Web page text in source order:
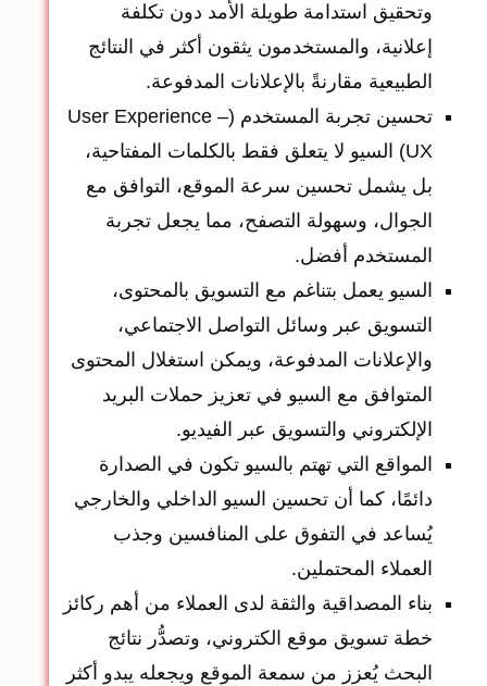
وتحقيق استدامة طويلة الأمد دون تكلفة
إعلانية، والمستخدمون يثقون أكثر في النتائج
الطبيعية مقارنةً بالإعلانات المدفوعة.
تحسين تجربة المستخدم (User Experience –
UX) السيو لا يتعلق فقط بالكلمات المفتاحية،
بل يشمل تحسين سرعة الموقع، التوافق مع
الجوال، وسهولة التصفح، مما يجعل تجربة
المستخدم أفضل.
السيو يعمل بتناغم مع التسويق بالمحتوى،
التسويق عبر وسائل التواصل الاجتماعي،
والإعلانات المدفوعة، ويمكن استغلال المحتوى
المتوافق مع السيو في تعزيز حملات البريد
الإلكتروني والتسويق عبر الفيديو.
المواقع التي تهتم بالسيو تكون في الصدارة
دائمًا، كما أن تحسين السيو الداخلي والخارجي
يُساعد في التفوق على المنافسين وجذب
العملاء المحتملين.
بناء المصداقية والثقة لدى العملاء من أهم ركائز
خطة تسويق موقع الكتروني، وتصدُّر نتائج
البحث يُعزز من سمعة الموقع ويجعله يبدو أكثر